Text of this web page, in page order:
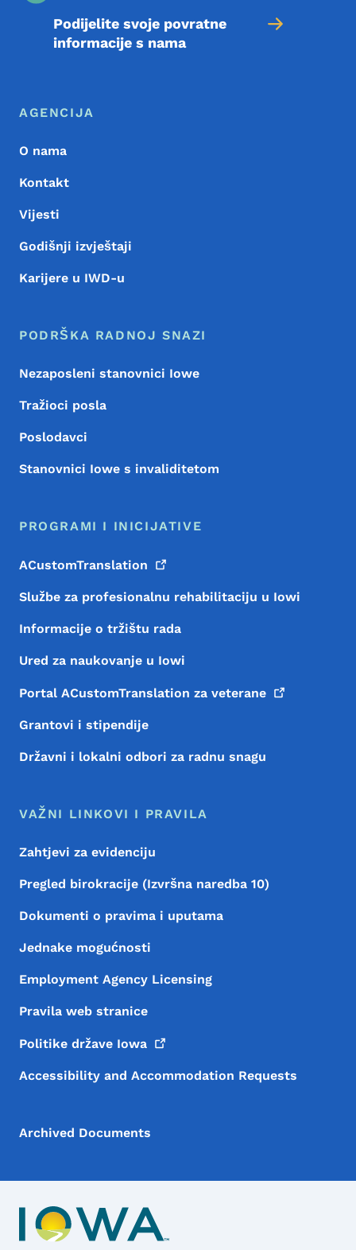
Podijelite svoje povratne
informacije s nama
Meni podnožja
Footer
AGENCIJA
O nama
Kontakt
Vijesti
Godišnji izvještaji
Karijere u IWD-u
PODRŠKA RADNOJ SNAZI
Nezaposleni stanovnici Iowe
Tražioci posla
Poslodavci
Stanovnici Iowe s invaliditetom
PROGRAMI I INICIJATIVE
ACustomTranslation
Službe za profesionalnu rehabilitaciju u Iowi
Informacije o tržištu rada
Ured za naukovanje u Iowi
Portal ACustomTranslation za veterane
Grantovi i stipendije
Državni i lokalni odbori za radnu snagu
VAŽNI LINKOVI I PRAVILA
Zahtjevi za evidenciju
Pregled birokracije (Izvršna naredba 10)
Dokumenti o pravima i uputama
Jednake mogućnosti
Employment Agency Licensing
Pravila web stranice
Politike države Iowa
Accessibility and Accommodation Requests
Archived Documents